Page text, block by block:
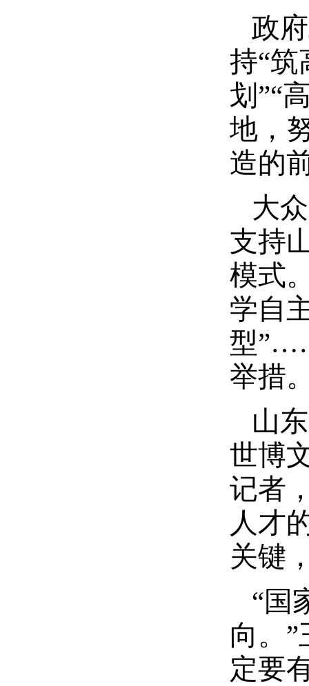
政
持“筑
划”“
地，
造的
大
支持
模式
学自
型
举措
山
世博
记者
人才
关键
“国
向。
定要